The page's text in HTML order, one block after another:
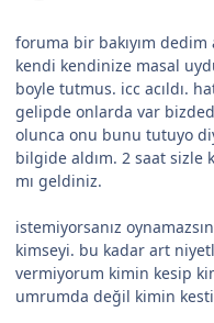
foruma bir bakıyım dedim
kendi kendinize masal
boyle tutmus. icc acıldı.
gelipde onlarda var
olunca onu bunu tutuyo
bilgide aldım. 2 saat
mı geldiniz.
istemiyorsanız
kimseyi. bu kadar art
vermiyorum kimin kesip
umrumda değil kimin